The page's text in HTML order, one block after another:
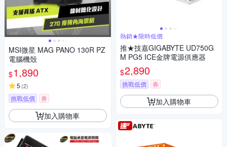
MSI微星 MAG PANO 130R PZ
電腦機殼
$1,890
5 (2)
挑戰低價 券
加入購物車
熱銷★限時低價
推★技嘉GIGABYTE UD750G
M PG5 ICE金牌電源供應器
$2,890
挑戰低價 券
加入購物車